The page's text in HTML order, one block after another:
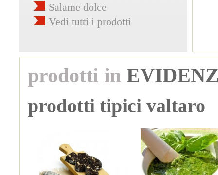
Salame dolce
Vedi tutti i prodotti
prodotti in
prodotti tipici valtaro